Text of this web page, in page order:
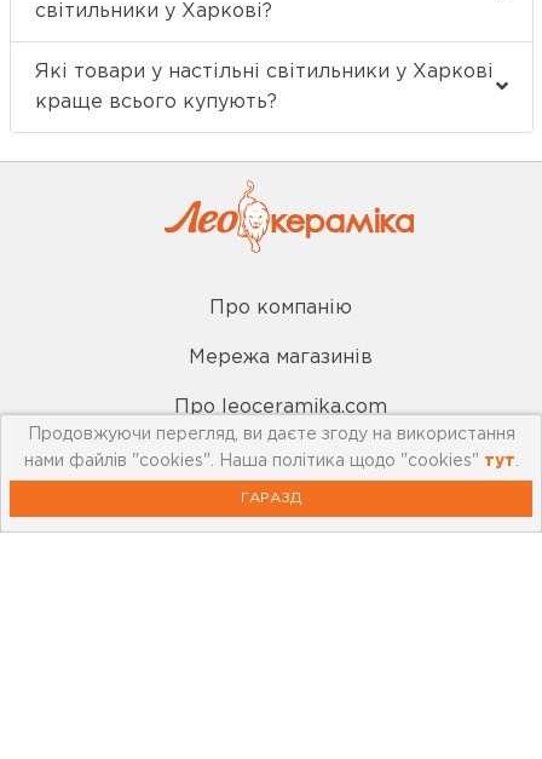
світильники у Харкові?
Які товари у настільні світильники у Харкові
краще всього купують?
Про компанію
Мережа магазинів
Про leoceramika.com
Робота в Лео Кераміка
Контакти
Продовжуючи перегляд, ви даєте згоду на використання
нами файлів "cookies". Наша політика щодо "cookies" тут
ГАРАЗД